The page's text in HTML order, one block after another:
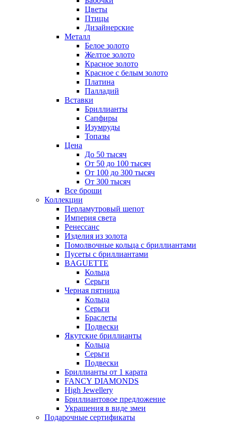
Цветы
Птицы
Дизайнерские
Металл
Белое золото
Желтое золото
Красное золото
Красное с белым золото
Платина
Палладий
Вставки
Бриллианты
Сапфиры
Изумруды
Топазы
Цена
До 50 тысяч
От 50 до 100 тысяч
От 100 до 300 тысяч
От 300 тысяч
Все броши
Коллекции
Перламутровый шепот
Империя света
Ренессанс
Изделия из золота
Помолвочные кольца с бриллиантами
Пусеты с бриллиантами
BAGUETTE
Кольца
Серьги
Черная пятница
Кольца
Серьги
Браслеты
Подвески
Якутские бриллианты
Кольца
Серьги
Подвески
Бриллианты от 1 карата
FANCY DIAMONDS
High Jewellery
Бриллиантовое предложение
Украшения в виде змеи
Подарочные сертификаты